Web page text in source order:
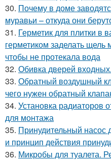
30. Почему в доме
муравьи – откуда они
31. Герметик для плитки в
герметиком заделать щель
чтобы не протекала вода
32. Обивка дверей
33. Обратный воздушный
чего нужен обратный
34. Установка радиаторов
для монтажа
35. Принудительный насос
и принцип действия
36. Микробы для туалета.